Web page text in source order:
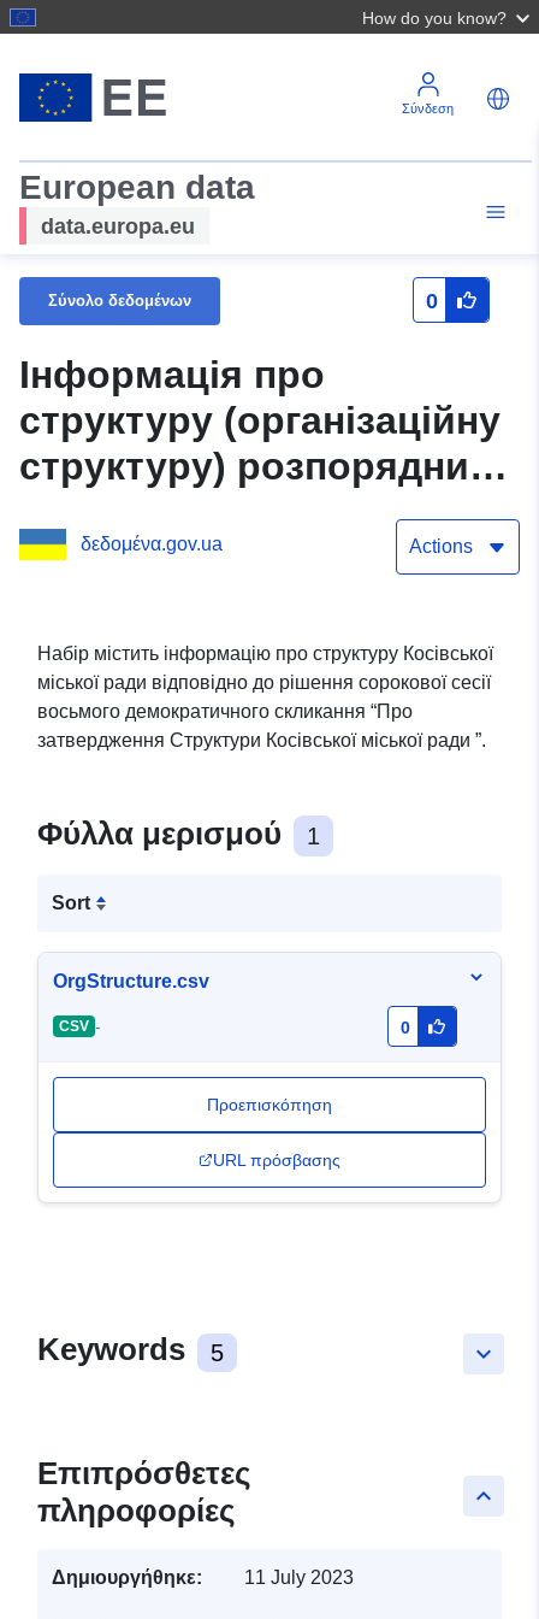
How do you know?
Σύνδεση
European data
data.europa.eu
Σύνολο δεδομένων 0
Інформація про
структуру (організаційну
структуру) розпорядника
δεδομένα.gov.ua Actions
Набір містить інформацію про структуру Косівської
міської ради відповідно до рішення сорокової сесії
восьмого демократичного скликання “Про
затвердження Структури Косівської міської ради ”.
Φύλλα μερισμού 1
Sort
OrgStructure.csv
CSV - 0
Προεπισκόπηση
URL πρόσβασης
keyboard_arrow_down
Keywords 5
keyboard_arrow_up
Επιπρόσθετες
πληροφορίες
Δημιουργήθηκε: 11 July 2023